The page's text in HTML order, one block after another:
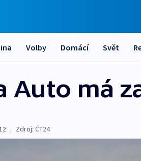
Volby Domácí Svět
Auto má
| Zdroj: ČT24